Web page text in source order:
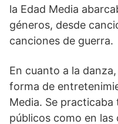
la Edad Media
géneros, desde
canciones de guerra.
En cuanto a la
forma de
Media. Se
públicos como en